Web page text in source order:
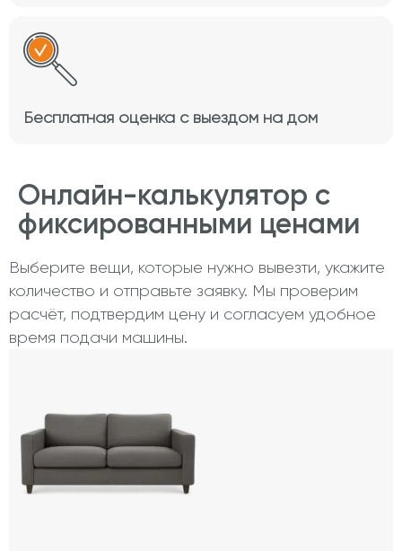
Бесплатная оценка с выездом на дом
Онлайн-калькулятор с
фиксированными ценами
Выберите вещи, которые нужно вывезти, укажите
количество и отправьте заявку. Мы проверим
расчёт, подтвердим цену и согласуем удобное
время подачи машины.